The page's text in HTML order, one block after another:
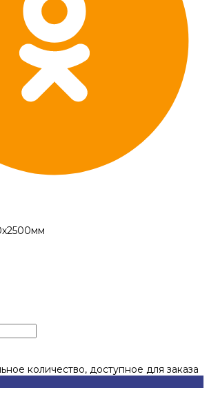
количество, доступное для заказа